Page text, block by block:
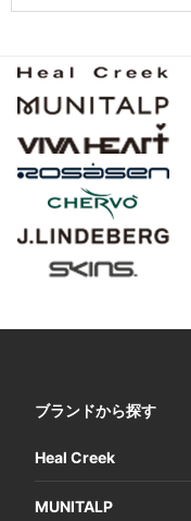
ブランドから探す
Heal Creek
MUNITALP